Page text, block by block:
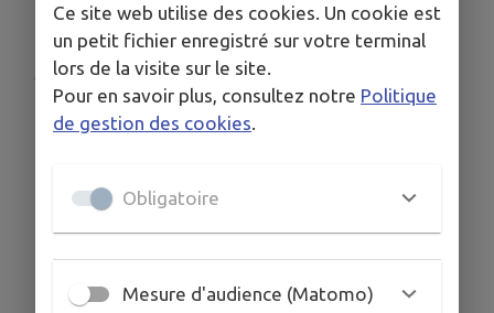
Télécharger la pièce jointe
Publié par Mairie de Seppois le Bas
Ce site web utilise des cookies. Un cookie est
un petit fichier enregistré sur votre terminal
lors de la visite sur le site.
Pour en savoir plus, consultez notre Politique
de gestion des cookies
Obligatoire
Mesure d'audience (Matomo)